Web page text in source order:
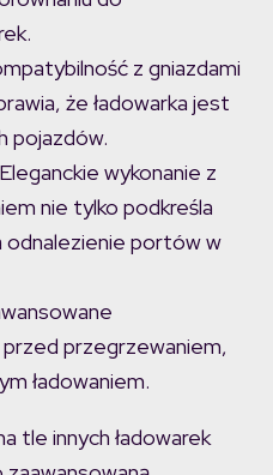
z gniazdami
że ładowarka jest
pojazdów.
wykonanie z
nie tylko podkreśla
odnalezienie portów w
przegrzewaniem,
ładowaniem.
tle innych ładowarek